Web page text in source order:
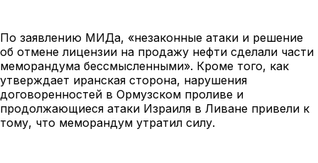
По заявлению МИДа, «незаконные атаки и решение
об отмене лицензии на продажу нефти сделали части
меморандума бессмысленными». Кроме того, как
утверждает иранская сторона, нарушения
договоренностей в Ормузском проливе и
продолжающиеся атаки Израиля в Ливане привели к
тому, что меморандум утратил силу.